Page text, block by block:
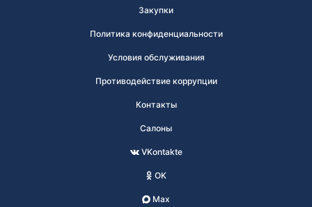
Закупки
Политика конфиденциальности
Условия обслуживания
Противодействие коррупции
Контакты
Салоны
VKontakte
OK
Max